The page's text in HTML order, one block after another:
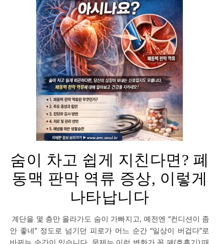
숨이 차고 쉽게 지친다면? 폐
동맥 판막 역류 증상, 이렇게
나타납니다
계단을 몇 층만 올라가도 숨이 가빠지고, 예전엔 “컨디션이 좀
안 좋네” 정도로 넘기던 피로가 어느 순간 “일상이 버겁다”로
바뀌는 순간이 있습니다. 문제는 이런 변화가 꼭 폐(호흡기) 때